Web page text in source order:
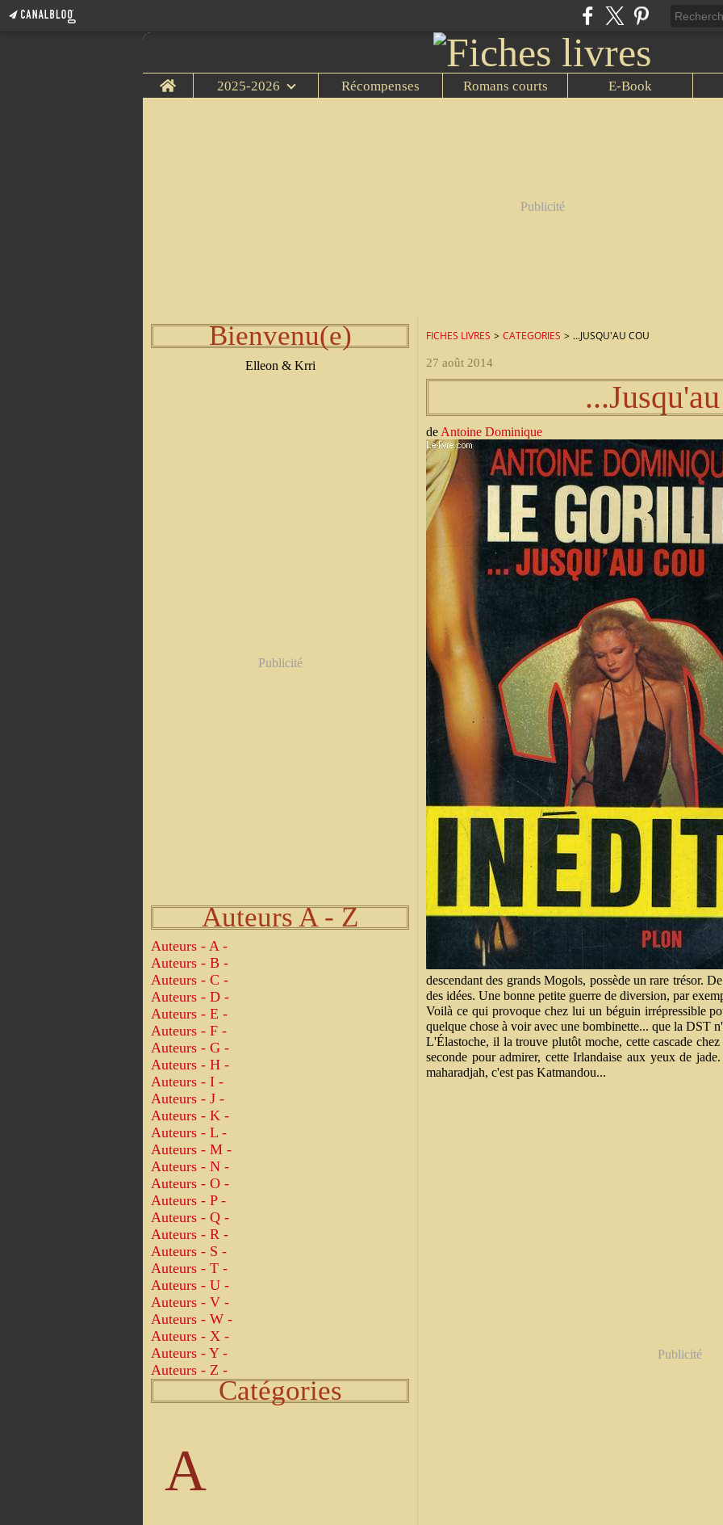
Home 2025-2026 Récompenses Romans courts E-Book
Publicité
Bienvenu(e)
Elleon & Krri
Publicité
Auteurs A - Z
Auteurs - A -
Auteurs - B -
Auteurs - C -
Auteurs - D -
Auteurs - E -
Auteurs - F -
Auteurs - G -
Auteurs - H -
Auteurs - I -
Auteurs - J -
Auteurs - K -
Auteurs - L -
Auteurs - M -
Auteurs - N -
Auteurs - O -
Auteurs - P -
Auteurs - Q -
Auteurs - R -
Auteurs - S -
Auteurs - T -
Auteurs - U -
Auteurs - V -
Auteurs - W -
Auteurs - X -
Auteurs - Y -
Auteurs - Z -
Catégories
A
FICHES LIVRES > CATEGORIES > ...JUSQU'AU COU
27 août 2014
de Antoine Dominique
descendant des grands Mogols, possède un rare trésor.
des idées. Une bonne petite guerre de diversion, par
Voilà ce qui provoque chez lui un béguin irrépressible
quelque chose à voir avec une bombinette... que la DST
L'Élastoche, il la trouve plutôt moche, cette cascade
seconde pour admirer, cette Irlandaise aux yeux de
maharadjah, c'est pas Katmandou...
Publicité